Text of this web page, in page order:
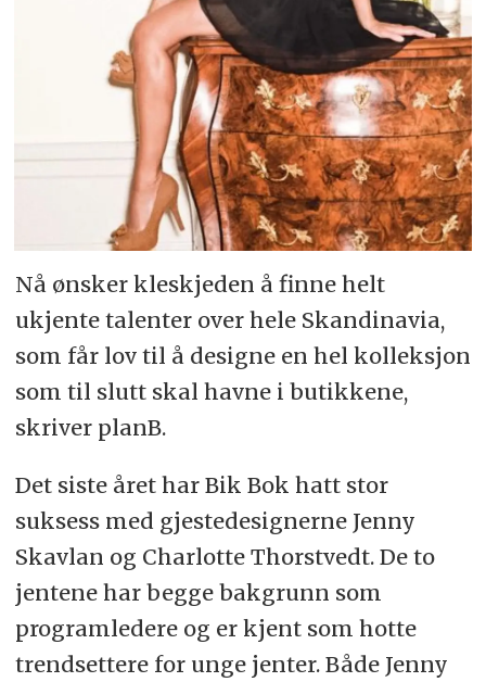
Nå ønsker kleskjeden å finne helt
ukjente talenter over hele Skandinavia,
som får lov til å designe en hel kolleksjon
som til slutt skal havne i butikkene,
skriver planB.
Det siste året har Bik Bok hatt stor
suksess med gjestedesignerne Jenny
Skavlan og Charlotte Thorstvedt. De to
jentene har begge bakgrunn som
programledere og er kjent som hotte
trendsettere for unge jenter. Både Jenny